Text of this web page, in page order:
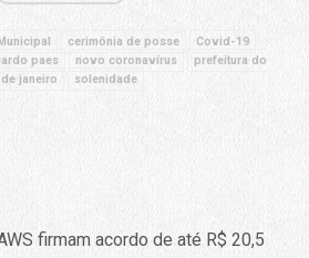
cerimônia de posse
Covid-19
paes novo coronavírus
prefeitura do
janeiro
solenidade
firmam acordo de até R$ 20,5